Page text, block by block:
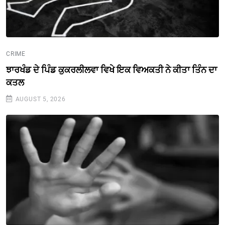
CRIME
ਝਾਰਖੰਡ ਦੇ ਪਿੰਡ ਕੁਕਰਲੀਲਵਾ ਵਿਖੇ ਇਕ ਵਿਅਕਤੀ ਨੇ ਕੀਤਾ ਤਿੰਨ ਦਾ
ਕਤਲ
AUGUST 5, 2026